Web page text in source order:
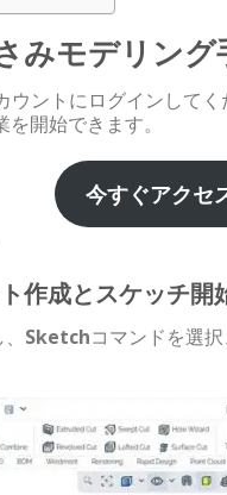
みモデリング
ウントにログインして
開始できます。
今すぐアクセ
作成とスケッチ開
Sketchコマンドを選択